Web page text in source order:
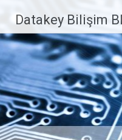
Datakey Bilişim